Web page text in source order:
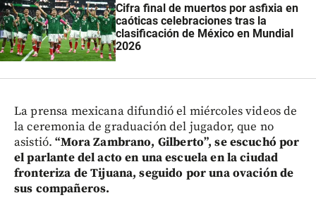
Cifra final de muertos por asfixia en
caóticas celebraciones tras la
clasificación de México en Mundial
2026
La prensa mexicana difundió el miércoles videos de
la ceremonia de graduación del jugador, que no
asistió. “Mora Zambrano, Gilberto”, se escuchó por
el parlante del acto en una escuela en la ciudad
fronteriza de Tijuana, seguido por una ovación de
sus compañeros.